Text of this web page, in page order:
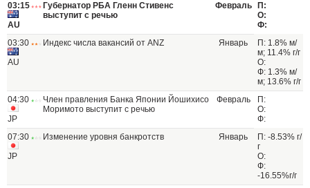
03:15
AU
Губернатор РБА Гленн Стивенс
выступит с речью
Февраль
П:
О:
Ф:
03:30
AU
Индекс числа вакансий от ANZ Январь
П: 1.8% м/
м; 11.4% г/г
О:
Ф: 1.3% м/
м; 13.6% г/г
04:30
JP
Член правления Банка Японии Йошихисо
Моримото выступит с речью
Февраль
П:
О:
Ф:
07:30
JP
Изменение уровня банкротств Январь
П: -8.53% г/
г
О:
Ф:
-16.55%г/г